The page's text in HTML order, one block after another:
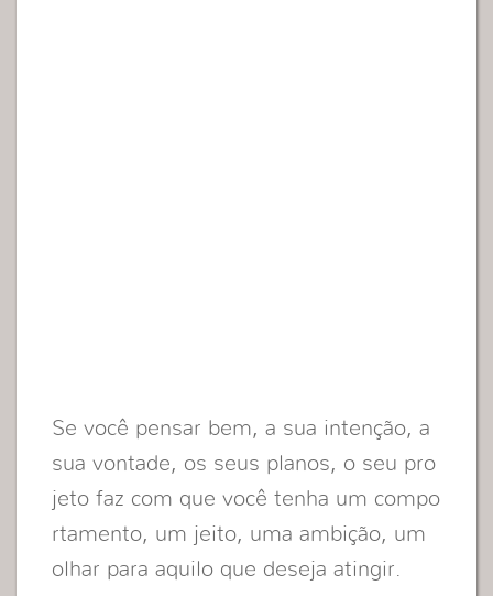
Se você pensar bem, a sua intenção, a
sua vontade, os seus planos, o seu pro
jeto faz com que você tenha um compo
rtamento, um jeito, uma ambição, um
olhar para aquilo que deseja atingir.